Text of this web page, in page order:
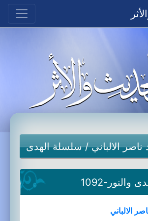
الالباني/سلسلة الهدى
1092
الالباني